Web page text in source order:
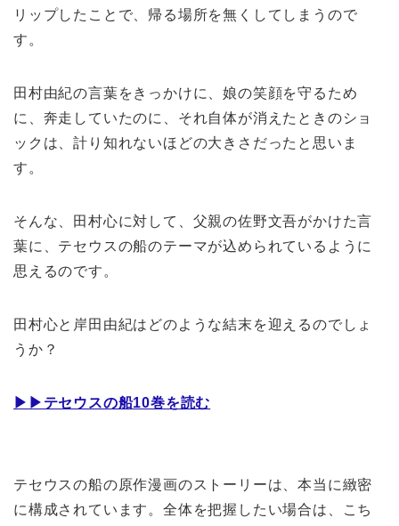
リップしたことで、帰る場所を無くしてしまうので
す。
田村由紀の言葉をきっかけに、娘の笑顔を守るため
に、奔走していたのに、それ自体が消えたときのショ
ックは、計り知れないほどの大きさだったと思いま
す。
そんな、田村心に対して、父親の佐野文吾がかけた言
葉に、テセウスの船のテーマが込められているように
思えるのです。
田村心と岸田由紀はどのような結末を迎えるのでしょ
うか？
▶︎▶︎テセウスの船10巻を読む
テセウスの船の原作漫画のストーリーは、本当に緻密
に構成されています。全体を把握したい場合は、こち